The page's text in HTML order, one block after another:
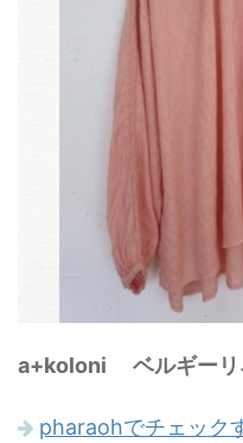
a+koloni ベルギーリ
pharaohでチェック